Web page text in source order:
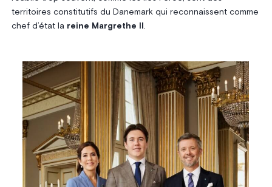
territoires constitutifs du Danemark qui reconnaissent comme
chef d’état la reine Margrethe II .